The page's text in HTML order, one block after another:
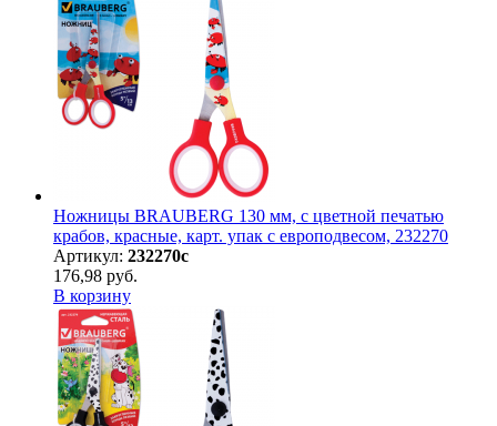
Ножницы BRAUBERG 130 мм, с цветной печатью
крабов, красные, карт. упак с европодвесом, 232270
Артикул: 232270с
176,98 руб.
В корзину